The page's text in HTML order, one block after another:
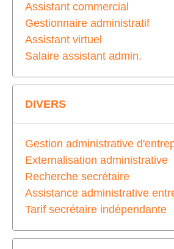
Assistant commercial
Gestionnaire administratif
Assistant virtuel
Salaire assistant admin.
DIVERS
Gestion administrative
Externalisation administrative
Recherche secrétaire
Assistance administrative
Tarif secrétaire indépendante